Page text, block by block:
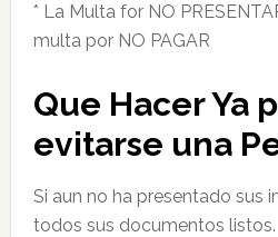
* La Multa for NO
multa por NO PAGAR
Que Hacer Ya
evitarse una
Si aun no ha presentado sus
todos sus documentos